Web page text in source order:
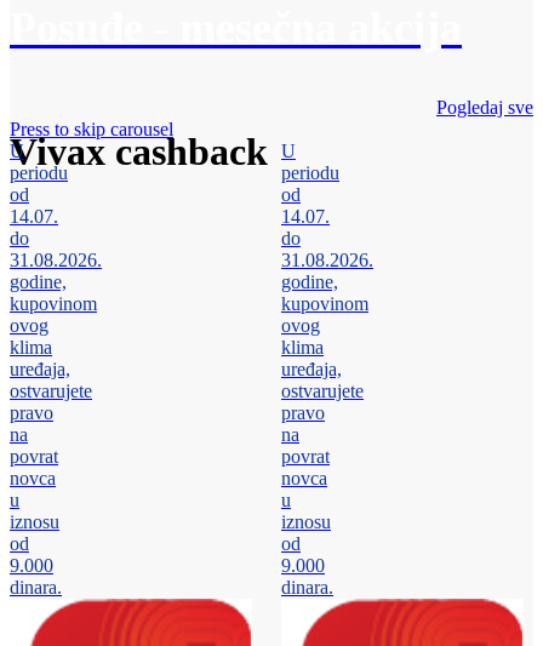
Vivax cashback
Pogledaj sve
Press to skip carousel
U
periodu
od
14.07.
do
31.08.2026.
godine,
kupovinom
ovog
klima
uređaja,
ostvarujete
pravo
na
povrat
novca
u
iznosu
od
9.000
dinara.
U
periodu
od
14.07.
do
31.08.2026.
godine,
kupovinom
ovog
klima
uređaja,
ostvarujete
pravo
na
povrat
novca
u
iznosu
od
9.000
dinara.